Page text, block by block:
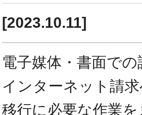
[2023.10.11]
電子媒体・書面で
インターネット請
移行に必要な作業